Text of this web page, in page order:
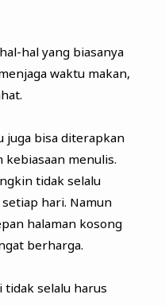
hal yang biasanya
waktu makan,
juga bisa diterapkan
kebiasaan menulis.
tidak selalu
hari. Namun
halaman kosong
berharga.
tidak selalu harus